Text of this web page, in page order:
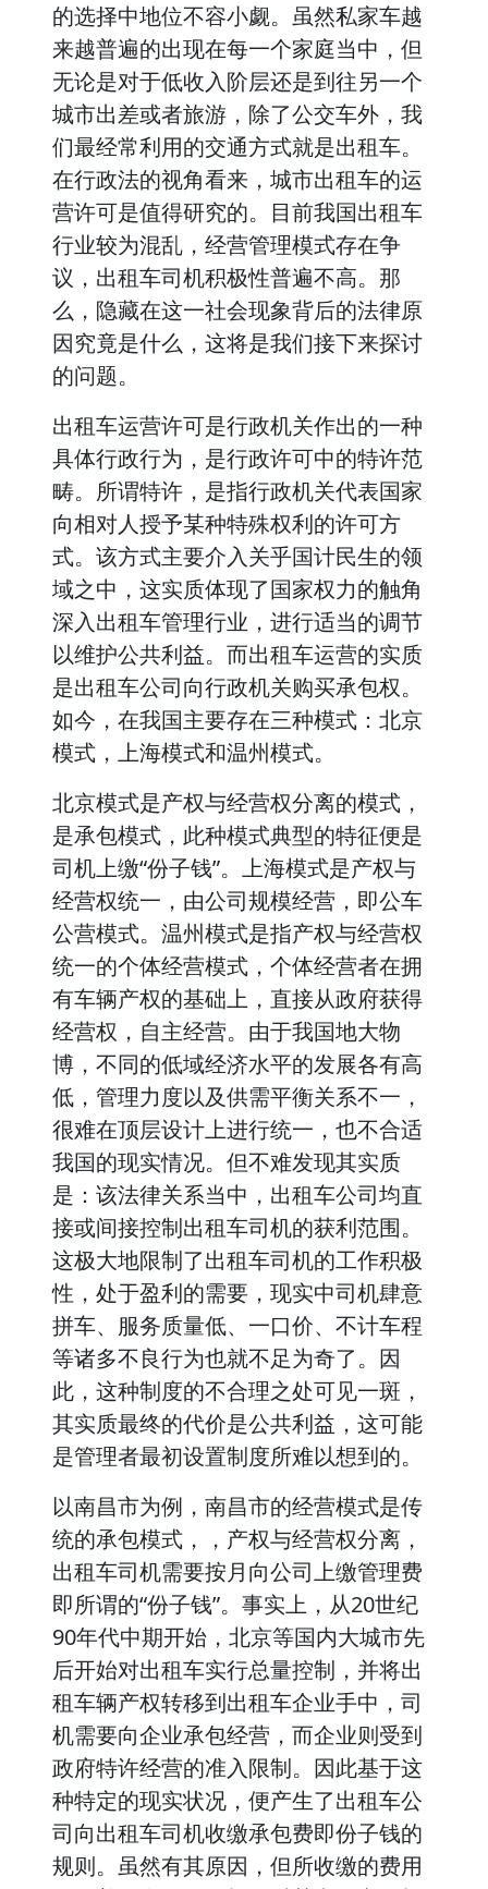
的选择中地位不容小觑。虽然私家车越
来越普遍的出现在每一个家庭当中，但
无论是对于低收入阶层还是到往另一个
城市出差或者旅游，除了公交车外，我
们最经常利用的交通方式就是出租车。
在行政法的视角看来，城市出租车的运
营许可是值得研究的。目前我国出租车
行业较为混乱，经营管理模式存在争
议，出租车司机积极性普遍不高。那
么，隐藏在这一社会现象背后的法律原
因究竟是什么，这将是我们接下来探讨
的问题。
出租车运营许可是行政机关作出的一种
具体行政行为，是行政许可中的特许范
畴。所谓特许，是指行政机关代表国家
向相对人授予某种特殊权利的许可方
式。该方式主要介入关乎国计民生的领
域之中，这实质体现了国家权力的触角
深入出租车管理行业，进行适当的调节
以维护公共利益。而出租车运营的实质
是出租车公司向行政机关购买承包权。
如今，在我国主要存在三种模式：北京
模式，上海模式和温州模式。
北京模式是产权与经营权分离的模式，
是承包模式，此种模式典型的特征便是
司机上缴“份子钱”。上海模式是产权与
经营权统一，由公司规模经营，即公车
公营模式。温州模式是指产权与经营权
统一的个体经营模式，个体经营者在拥
有车辆产权的基础上，直接从政府获得
经营权，自主经营。由于我国地大物
博，不同的低域经济水平的发展各有高
低，管理力度以及供需平衡关系不一，
很难在顶层设计上进行统一，也不合适
我国的现实情况。但不难发现其实质
是：该法律关系当中，出租车公司均直
接或间接控制出租车司机的获利范围。
这极大地限制了出租车司机的工作积极
性，处于盈利的需要，现实中司机肆意
拼车、服务质量低、一口价、不计车程
等诸多不良行为也就不足为奇了。因
此，这种制度的不合理之处可见一斑，
其实质最终的代价是公共利益，这可能
是管理者最初设置制度所难以想到的。
以南昌市为例，南昌市的经营模式是传
统的承包模式，，产权与经营权分离，
出租车司机需要按月向公司上缴管理费
即所谓的“份子钱”。事实上，从20世纪
90年代中期开始，北京等国内大城市先
后开始对出租车实行总量控制，并将出
租车辆产权转移到出租车企业手中，司
机需要向企业承包经营，而企业则受到
政府特许经营的准入限制。因此基于这
种特定的现实状况，便产生了出租车公
司向出租车司机收缴承包费即份子钱的
规则。虽然有其原因，但所收缴的费用